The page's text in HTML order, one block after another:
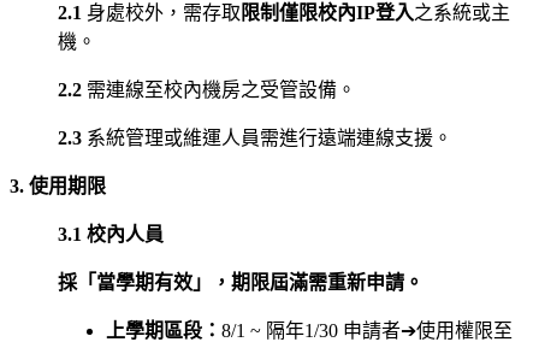
2.1 身處校外，需存取 限制僅限校內IP登入之系統或主
機。
2.2 需連線至校內機房之受管設備。
2.3 系統管理或維運人員需進行遠端連線支援。
3. 使用期限
3.1 校內人員
採「當學期有效」，期限屆滿需重新申請。
上學期區段： 8/1 ~ 隔年1/30 申請者➔使用權限至